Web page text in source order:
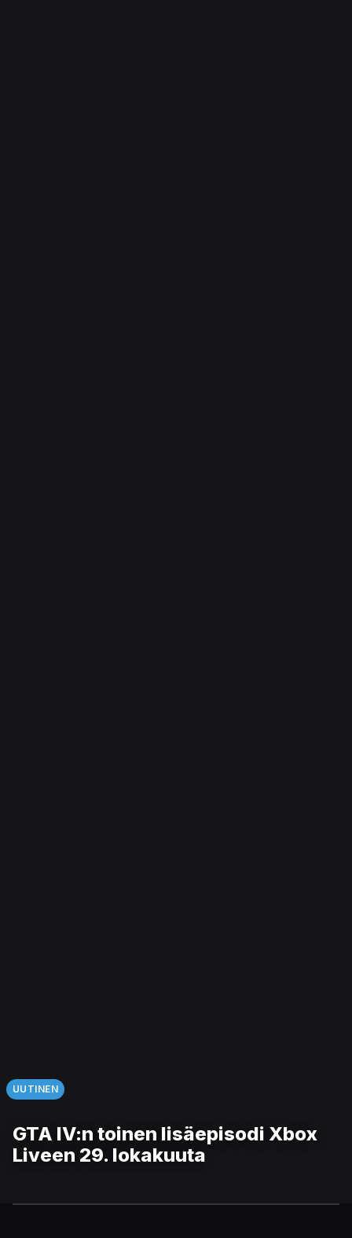
UUTINEN
GTA IV:n toinen lisäepisodi Xbox
Liveen 29. lokakuuta